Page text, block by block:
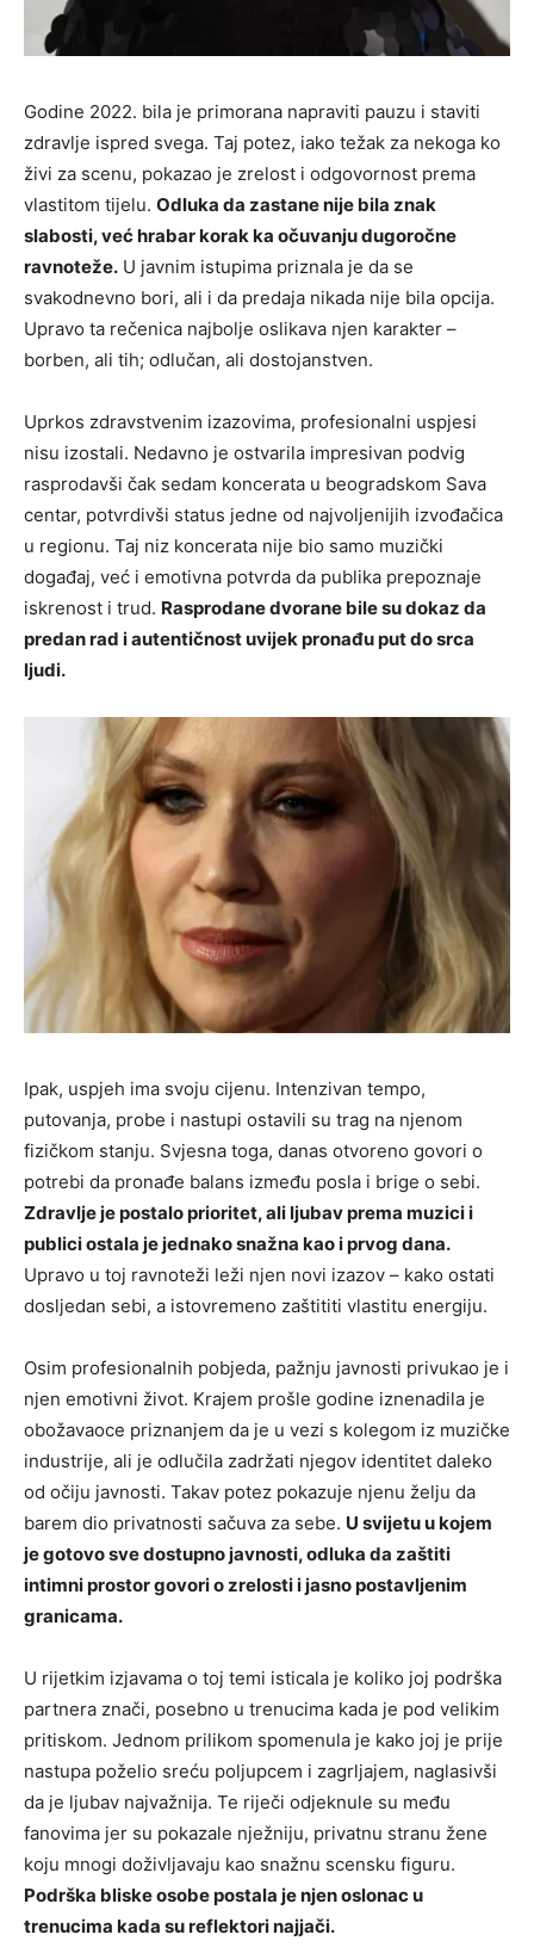
Godine 2022. bila je primorana napraviti pauzu i staviti
zdravlje ispred svega. Taj potez, iako težak za nekoga ko
živi za scenu, pokazao je zrelost i odgovornost prema
vlastitom tijelu. Odluka da zastane nije bila znak
slabosti, već hrabar korak ka očuvanju dugoročne
ravnoteže. U javnim istupima priznala je da se
svakodnevno bori, ali i da predaja nikada nije bila opcija.
Upravo ta rečenica najbolje oslikava njen karakter –
borben, ali tih; odlučan, ali dostojanstven.
Uprkos zdravstvenim izazovima, profesionalni uspjesi
nisu izostali. Nedavno je ostvarila impresivan podvig
rasprodavši čak sedam koncerata u beogradskom Sava
centar, potvrdivši status jedne od najvoljenijih izvođačica
u regionu. Taj niz koncerata nije bio samo muzički
događaj, već i emotivna potvrda da publika prepoznaje
iskrenost i trud. Rasprodane dvorane bile su dokaz da
predan rad i autentičnost uvijek pronađu put do srca
ljudi.
Ipak, uspjeh ima svoju cijenu. Intenzivan tempo,
putovanja, probe i nastupi ostavili su trag na njenom
fizičkom stanju. Svjesna toga, danas otvoreno govori o
potrebi da pronađe balans između posla i brige o sebi.
Zdravlje je postalo prioritet, ali ljubav prema muzici i
publici ostala je jednako snažna kao i prvog dana.
Upravo u toj ravnoteži leži njen novi izazov – kako ostati
dosljedan sebi, a istovremeno zaštititi vlastitu energiju.
Osim profesionalnih pobjeda, pažnju javnosti privukao je i
njen emotivni život. Krajem prošle godine iznenadila je
obožavaoce priznanjem da je u vezi s kolegom iz muzičke
industrije, ali je odlučila zadržati njegov identitet daleko
od očiju javnosti. Takav potez pokazuje njenu želju da
barem dio privatnosti sačuva za sebe. U svijetu u kojem
je gotovo sve dostupno javnosti, odluka da zaštiti
intimni prostor govori o zrelosti i jasno postavljenim
granicama.
U rijetkim izjavama o toj temi isticala je koliko joj podrška
partnera znači, posebno u trenucima kada je pod velikim
pritiskom. Jednom prilikom spomenula je kako joj je prije
nastupa poželio sreću poljupcem i zagrljajem, naglasivši
da je ljubav najvažnija. Te riječi odjeknule su među
fanovima jer su pokazale nježniju, privatnu stranu žene
koju mnogi doživljavaju kao snažnu scensku figuru.
Podrška bliske osobe postala je njen oslonac u
trenucima kada su reflektori najjači.